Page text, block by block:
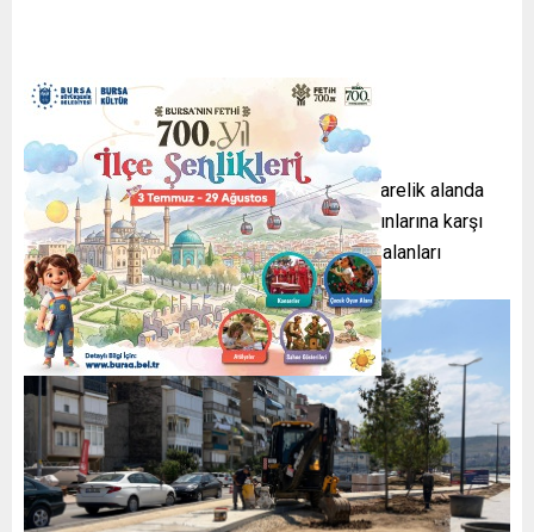
Gemlik Körfezi kıyı bandında 47 bin metrekarelik alanda
yürütülen çalışmalarla, sahil hattı deniz taşkınlarına karşı
korunurken, bölgeye modern sosyal yaşam alanları
kazandırılıyor.